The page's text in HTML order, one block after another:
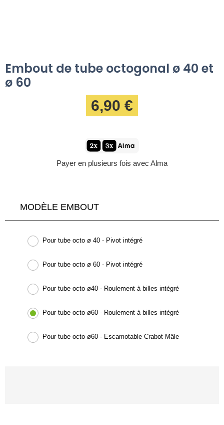
Embout de tube octogonal ø 40 et
ø 60
6,90 €
Payer en plusieurs fois avec Alma
MODÈLE EMBOUT
Pour tube octo ø 40 - Pivot intégré
Pour tube octo ø 60 - Pivot intégré
Pour tube octo ø40 - Roulement à billes intégré
Pour tube octo ø60 - Roulement à billes intégré
Pour tube octo ø60 - Escamotable Crabot Mâle